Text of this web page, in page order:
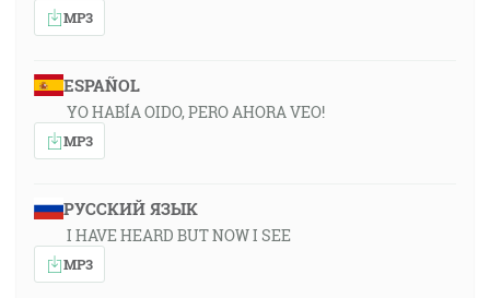
MP3
ESPAÑOL
YO HABÍA OIDO, PERO AHORA VEO!
MP3
РУССКИЙ ЯЗЫК
I HAVE HEARD BUT NOW I SEE
MP3